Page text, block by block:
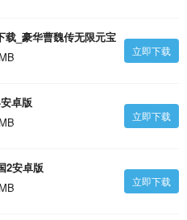
载_豪华曹魏传无限元宝
立即下载
卓版
立即下载
2安卓版
立即下载